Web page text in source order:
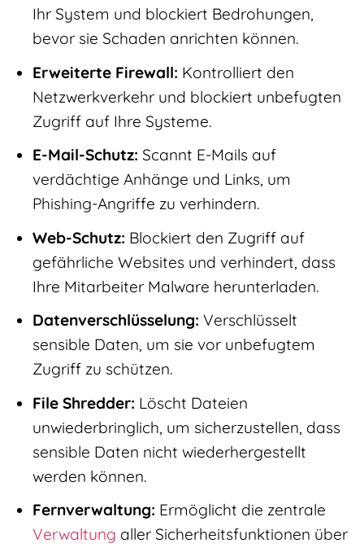
Ihr System und blockiert Bedrohungen,
bevor sie Schaden anrichten können.
Erweiterte Firewall: Kontrolliert den
Netzwerkverkehr und blockiert unbefugten
Zugriff auf Ihre Systeme.
E-Mail-Schutz: Scannt E-Mails auf
verdächtige Anhänge und Links, um
Phishing-Angriffe zu verhindern.
Web-Schutz: Blockiert den Zugriff auf
gefährliche Websites und verhindert, dass
Ihre Mitarbeiter Malware herunterladen.
Datenverschlüsselung: Verschlüsselt
sensible Daten, um sie vor unbefugtem
Zugriff zu schützen.
File Shredder: Löscht Dateien
unwiederbringlich, um sicherzustellen, dass
sensible Daten nicht wiederhergestellt
werden können.
Fernverwaltung: Ermöglicht die zentrale
Verwaltung aller Sicherheitsfunktionen über